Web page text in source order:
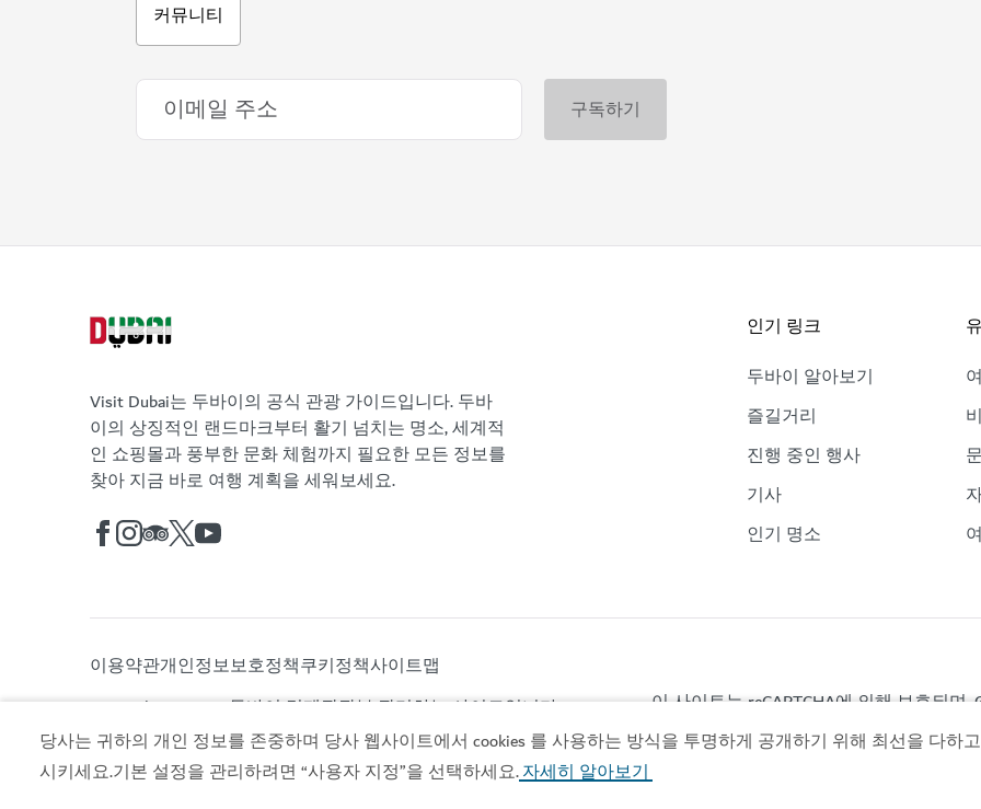
당사는 귀하의 개인 정보를 존중하며 당사 웹사이트에서 cookies 를 사용하는 방식을 투명하게 공개하기 위해 최선을 다하
시키세요.기본 설정을 관리하려면 “사용자 지정”을 선택하세요.자세히 알아보기
커뮤니티
Visit Dubai는 두바이의 공식 관광 가이드입니다. 두바
이의 상징적인 랜드마크부터 활기 넘치는 명소, 세계적
인 쇼핑몰과 풍부한 문화 체험까지 필요한 모든 정보를
찾아 지금 바로 여행 계획을 세워보세요.
인기 링크
두바이 알아보기
즐길거리
진행 중인 행사
기사
인기 명소
이용약관개인정보보호정책쿠키정책사이트맵
Copyright © 2026. 두바이 경제관광부 관리하는 사이트입니다.
이 사이트는 reCAPTCHA에 의해 보호되며,